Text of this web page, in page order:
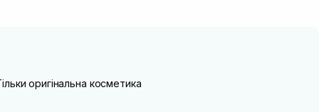
оригінальна косметика